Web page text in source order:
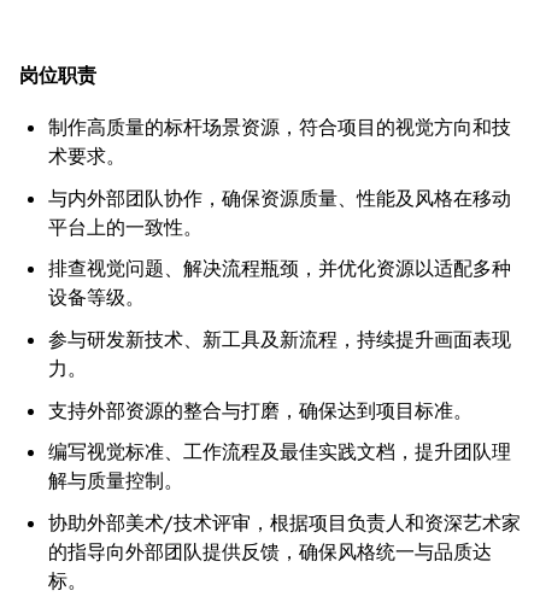
岗位职责
制作高质量的标杆场景资源，符合项目的视觉方向和技
术要求。
与内外部团队协作，确保资源质量、性能及风格在移动
平台上的一致性。
排查视觉问题、解决流程瓶颈，并优化资源以适配多种
设备等级。
参与研发新技术、新工具及新流程，持续提升画面表现
力。
支持外部资源的整合与打磨，确保达到项目标准。
编写视觉标准、工作流程及最佳实践文档，提升团队理
解与质量控制。
协助外部美术/技术评审，根据项目负责人和资深艺术家
的指导向外部团队提供反馈，确保风格统一与品质达
标。